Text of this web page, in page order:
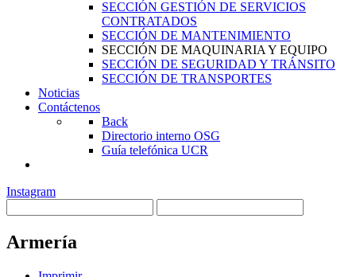
SECCIÓN GESTIÓN DE SERVICIOS
CONTRATADOS
SECCIÓN DE MANTENIMIENTO
SECCIÓN DE MAQUINARIA Y EQUIPO
SECCIÓN DE SEGURIDAD Y TRÁNSITO
SECCIÓN DE TRANSPORTES
Noticias
Contáctenos
Back
Directorio interno OSG
Guía telefónica UCR
Instagram
Armería